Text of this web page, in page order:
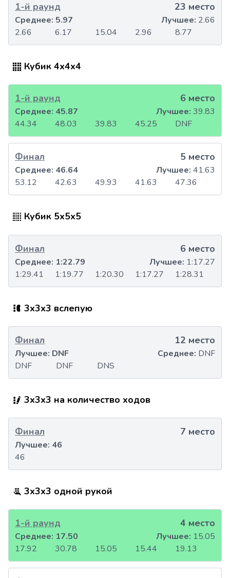
1-й раунд 23 место
2.66 6.17 15.04 2.96 8.77
Среднее: 5.97 Лучшее: 2.66
Кубик 4x4x4
1-й раунд 6 место
44.34 48.03 39.83 45.25 DNF
Среднее: 45.87 Лучшее: 39.83
Финал 5 место
53.12 42.63 49.93 41.63 47.36
Среднее: 46.64 Лучшее: 41.63
Кубик 5x5x5
Финал 6 место
1:29.41 1:19.77 1:20.30 1:17.27 1:28.31
Среднее: 1:22.79 Лучшее: 1:17.27
3x3x3 вслепую
Финал 12 место
DNF DNF DNS
Лучшее: DNF Среднее: DNF
3x3x3 на количество ходов
Финал 7 место
46
Лучшее: 46
3x3x3 одной рукой
1-й раунд 4 место
17.92 30.78 15.05 15.44 19.13
Среднее: 17.50 Лучшее: 15.05